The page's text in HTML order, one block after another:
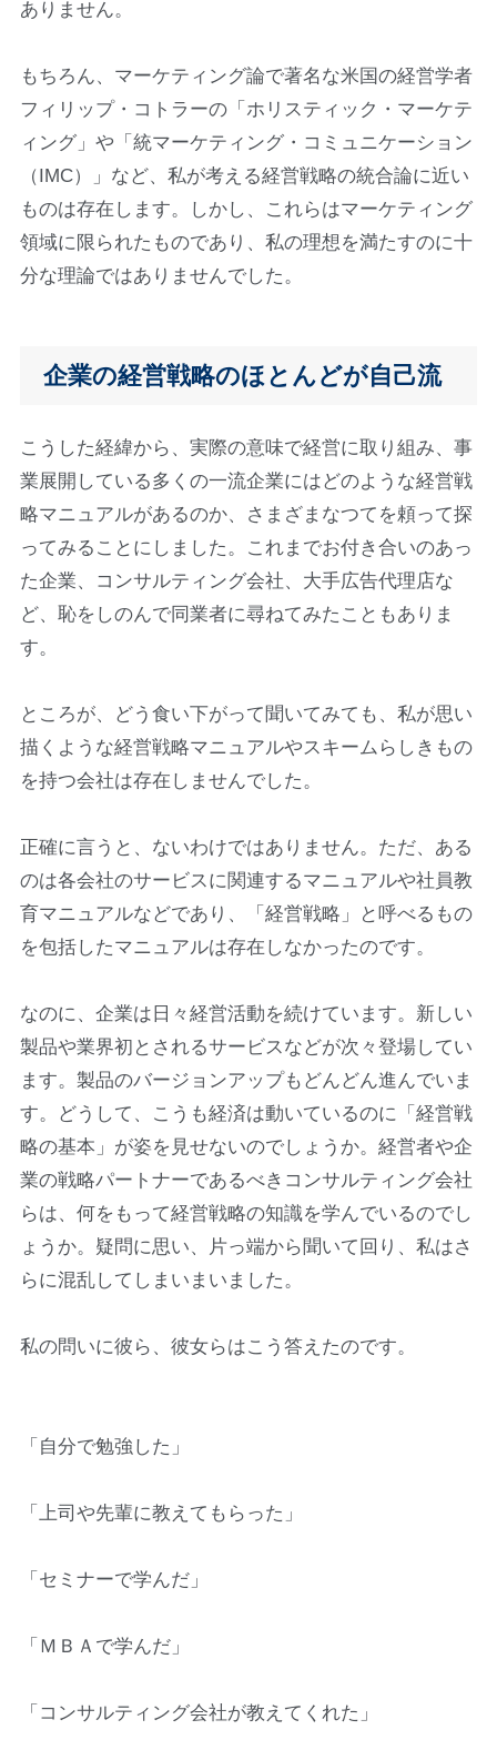
ありません。
もちろん、マーケティング論で著名な米国の経営学者
フィリップ・コトラーの「ホリスティック・マーケテ
ィング」や「統マーケティング・コミュニケーション
（IMC）」など、私が考える経営戦略の統合論に近い
ものは存在します。しかし、これらはマーケティング
領域に限られたものであり、私の理想を満たすのに十
分な理論ではありませんでした。
企業の経営戦略のほとんどが自己流
こうした経緯から、実際の意味で経営に取り組み、事
業展開している多くの一流企業にはどのような経営戦
略マニュアルがあるのか、さまざまなつてを頼って探
ってみることにしました。これまでお付き合いのあっ
た企業、コンサルティング会社、大手広告代理店な
ど、恥をしのんで同業者に尋ねてみたこともありま
す。
ところが、どう食い下がって聞いてみても、私が思い
描くような経営戦略マニュアルやスキームらしきもの
を持つ会社は存在しませんでした。
正確に言うと、ないわけではありません。ただ、ある
のは各会社のサービスに関連するマニュアルや社員教
育マニュアルなどであり、「経営戦略」と呼べるもの
を包括したマニュアルは存在しなかったのです。
なのに、企業は日々経営活動を続けています。新しい
製品や業界初とされるサービスなどが次々登場してい
ます。製品のバージョンアップもどんどん進んでいま
す。どうして、こうも経済は動いているのに「経営戦
略の基本」が姿を見せないのでしょうか。経営者や企
業の戦略パートナーであるべきコンサルティング会社
らは、何をもって経営戦略の知識を学んでいるのでし
ょうか。疑問に思い、片っ端から聞いて回り、私はさ
らに混乱してしまいまいました。
私の問いに彼ら、彼女らはこう答えたのです。
「自分で勉強した」
「上司や先輩に教えてもらった」
「セミナーで学んだ」
「ＭＢＡで学んだ」
「コンサルティング会社が教えてくれた」